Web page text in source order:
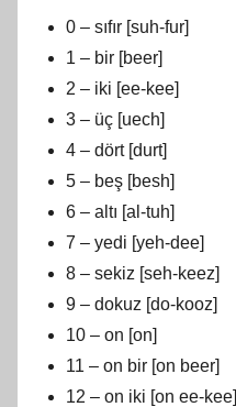
e
n
a
2
0 – sıfır [suh-fur]
1 – bir [beer]
2 – iki [ee-kee]
3 – üç [uech]
4 – dört [durt]
5 – beş [besh]
6 – altı [al-tuh]
7 – yedi [yeh-dee]
8 – sekiz [seh-keez]
9 – dokuz [do-kooz]
10 – on [on]
11 – on bir [on beer]
12 – on iki [on ee-kee]